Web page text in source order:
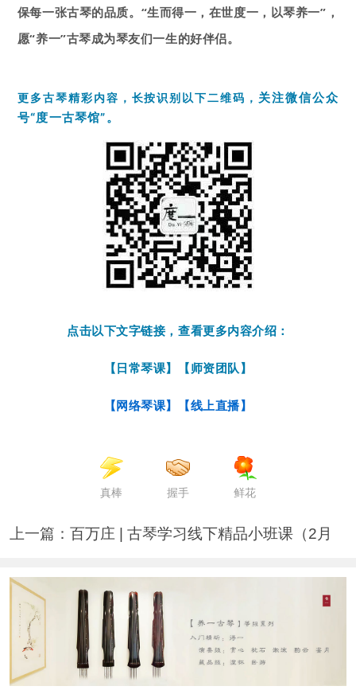
保每一张古琴的品质。“生而得一，在世度一，以琴养一”，
愿“养一”古琴成为琴友们一生的好伴侣。
更多古琴精彩内容， 长按识别以下二维码， 关注微信公众
号“度一古琴馆”。
点击以下文字链接， 查看更多内容介绍：
【日常琴课】 【师资团队】
【网络琴课】 【线上直播】
真棒 握手 鲜花
上一篇： 百万庄 | 古琴学习线下精品小班课（2月